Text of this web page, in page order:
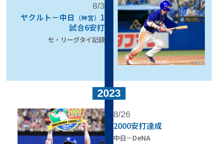
8/3
ヤクルト－中日 （神宮） 1
試合6安打
セ・リーグタイ記録
2023
8/26
2000安打達成
中日－DeNA